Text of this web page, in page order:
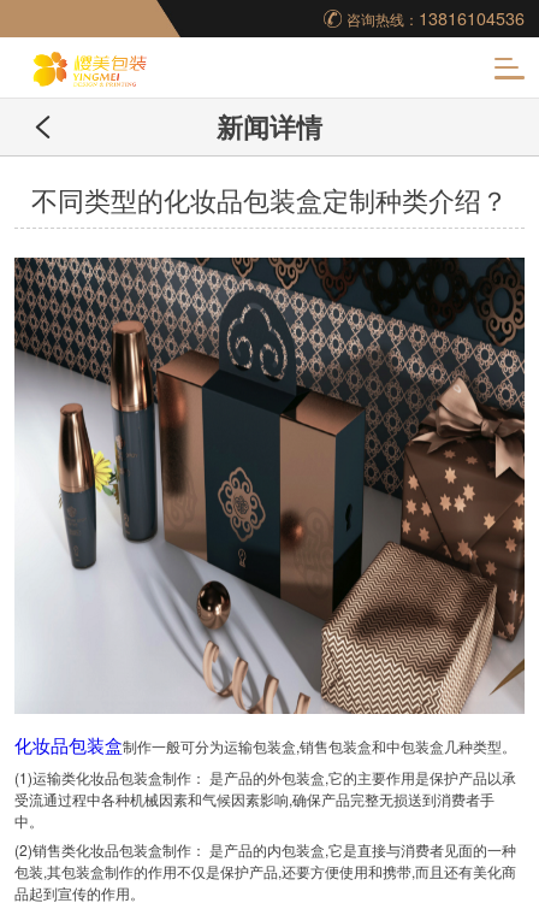
咨询热线： 13816104536
妆品包装盒工厂,高档
包装盒定制,创意包装
新闻详情
不同类型的化妆品包装盒定制种类介绍？
化妆品包装盒制作一般可分为运输包装盒,销售包装盒和中包装盒几种类型。
(1)运输类化妆品包装盒制作： 是产品的外包装盒,它的主要作用是保护产品以承
受流通过程中各种机械因素和气候因素影响,确保产品完整无损送到消费者手
中。
(2)销售类化妆品包装盒制作： 是产品的内包装盒,它是直接与消费者见面的一种
包装,其包装盒制作的作用不仅是保护产品,还要方便使用和携带,而且还有美化商
品起到宣传的作用。